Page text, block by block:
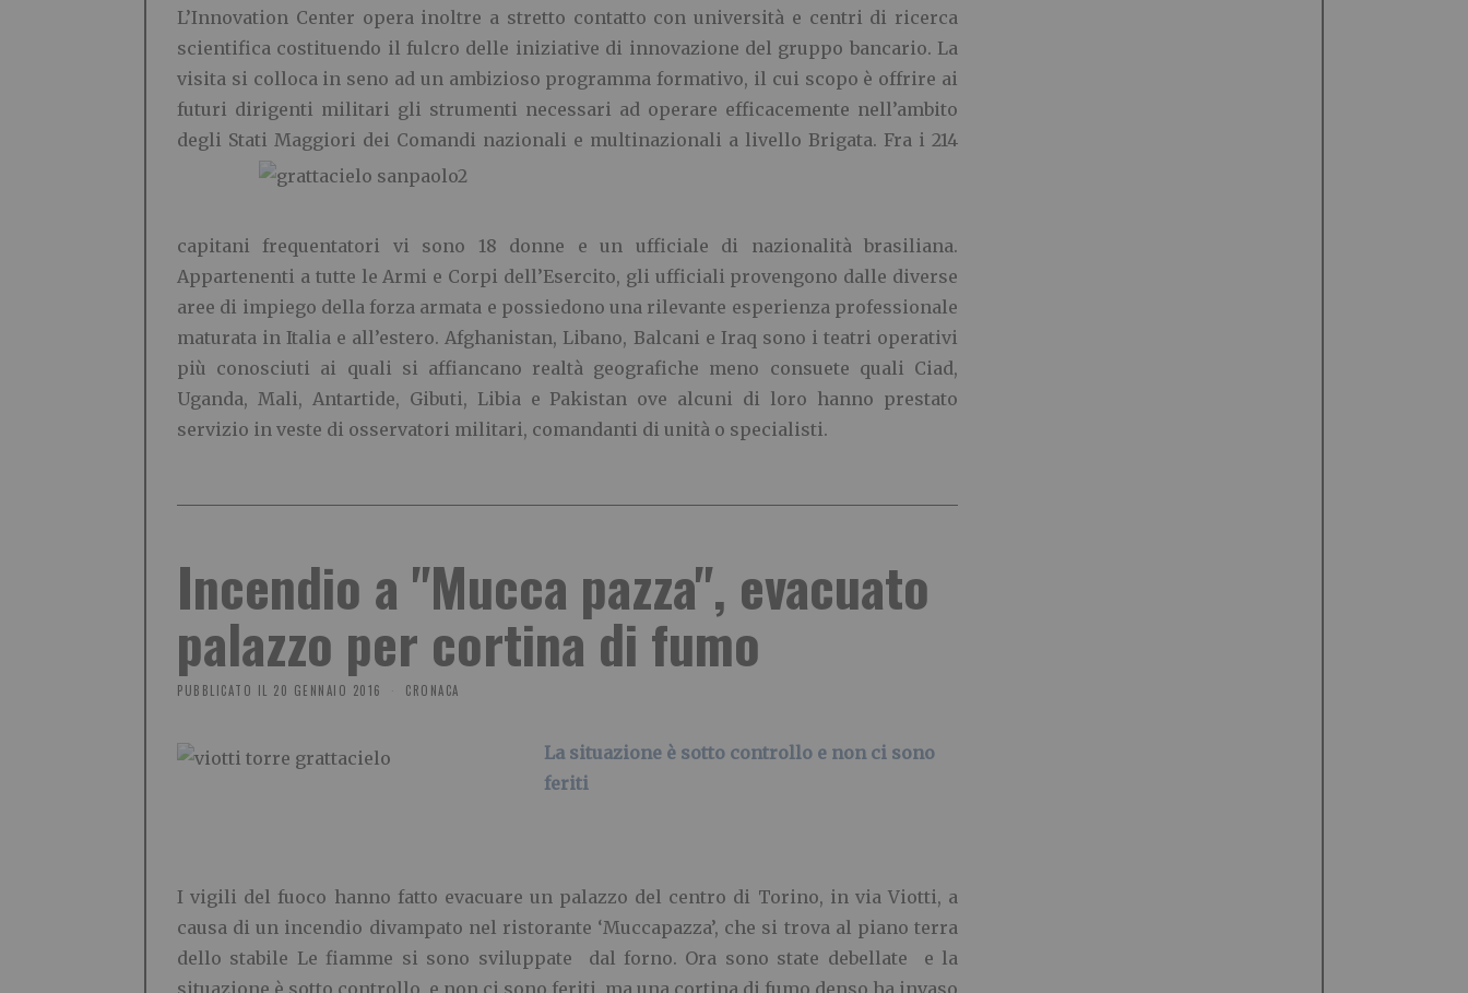
L’Innovation Center opera inoltre a stretto contatto con università e centri di ricerca
scientifica costituendo il fulcro delle iniziative di innovazione del gruppo bancario. La
visita si colloca in seno ad un ambizioso programma formativo, il cui scopo è offrire ai
futuri dirigenti militari gli strumenti necessari ad operare efficacemente nell’ambito
degli Stati Maggiori dei Comandi nazionali e multinazionali a livello Brigata. Fra i 214
capitani frequentatori vi sono 18 donne e un ufficiale di nazionalità brasiliana.
Appartenenti a tutte le Armi e Corpi dell’Esercito, gli ufficiali provengono dalle diverse
aree di impiego della forza armata e possiedono una rilevante esperienza professionale
maturata in Italia e all’estero. Afghanistan, Libano, Balcani e Iraq sono i teatri operativi
più conosciuti ai quali si affiancano realtà geografiche meno consuete quali Ciad,
Uganda, Mali, Antartide, Gibuti, Libia e Pakistan ove alcuni di loro hanno prestato
servizio in veste di osservatori militari, comandanti di unità o specialisti.
Incendio a "Mucca pazza", evacuato
palazzo per cortina di fumo
PUBBLICATO IL 20 GENNAIO 2016 CRONACA
La situazione è sotto controllo e non ci sono
feriti
I vigili del fuoco hanno fatto evacuare un palazzo del centro di Torino, in via Viotti, a
causa di un incendio divampato nel ristorante ‘Muccapazza’, che si trova al piano terra
dello stabile Le fiamme si sono sviluppate dal forno. Ora sono state debellate e la
situazione è sotto controllo, e non ci sono feriti, ma una cortina di fumo denso ha invaso